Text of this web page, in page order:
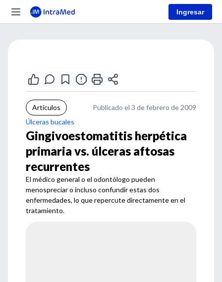
Ingresar
Artículos
Publicado el 3 de febrero de 2009
Úlceras bucales
Gingivoestomatitis herpética
primaria vs. úlceras aftosas
recurrentes
El médico general o el odontólogo pueden
menospreciar o incluso confundir estas dos
enfermedades, lo que repercute directamente en el
tratamiento.